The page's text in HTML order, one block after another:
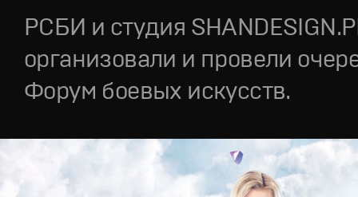
РСБИ и студия
организовали и провели
Форум боевых искусств.